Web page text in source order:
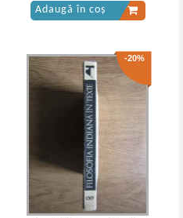
Adaugă în coș
-20%